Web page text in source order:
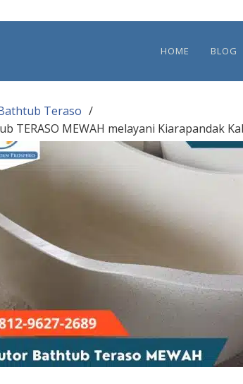
HOME BLOG
Teraso
TERASO MEWAH melayani Kiarapandak